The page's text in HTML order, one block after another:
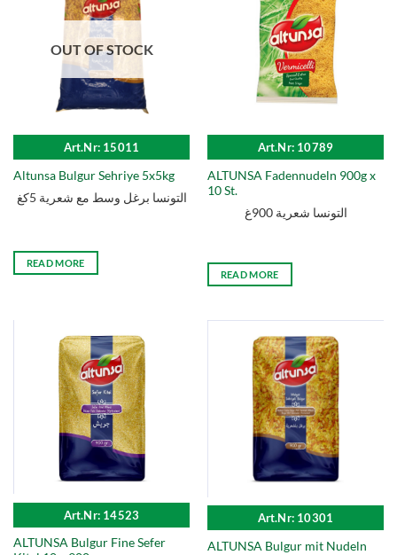
OUT OF STOCK
Art.Nr: 15011
Altunsa Bulgur Sehriye 5x5kg
التونسا برغل وسط مع شعرية 5كغ
READ MORE
Art.Nr: 10789
ALTUNSA Fadennudeln 900g x
10 St.
التونسا شعرية 900غ
READ MORE
Art.Nr: 14523
ALTUNSA Bulgur Fine Sefer
Art.Nr: 10301
ALTUNSA Bulgur mit Nudeln